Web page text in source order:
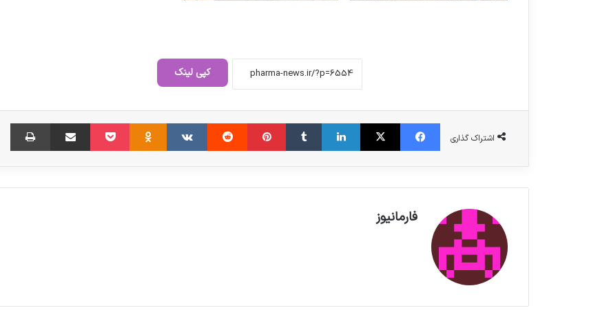
کپی لینک
اشتراک گذاری
فیس بوک X لینکدین ‫تامبلر ‫پین‌ترست ‫رددیت ‫VKontakte
‫Odnoklassniki پاکت اشتراک گذاری از طریق ایمیل
فارمانیوز
بخش عمده‌ای از مواد اولیه دارویی
واکنش یک نماینده مجلس به قیمت های